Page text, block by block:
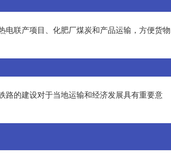
联产项目、化肥厂煤炭和产品运输，方便货物
路的建设对于当地运输和经济发展具有重要意